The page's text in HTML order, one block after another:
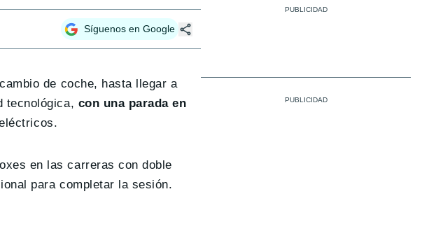
Síguenos en Google
de coche, hasta llegar a
tecnológica, con una parada en
en las carreras con doble
para completar la sesión.